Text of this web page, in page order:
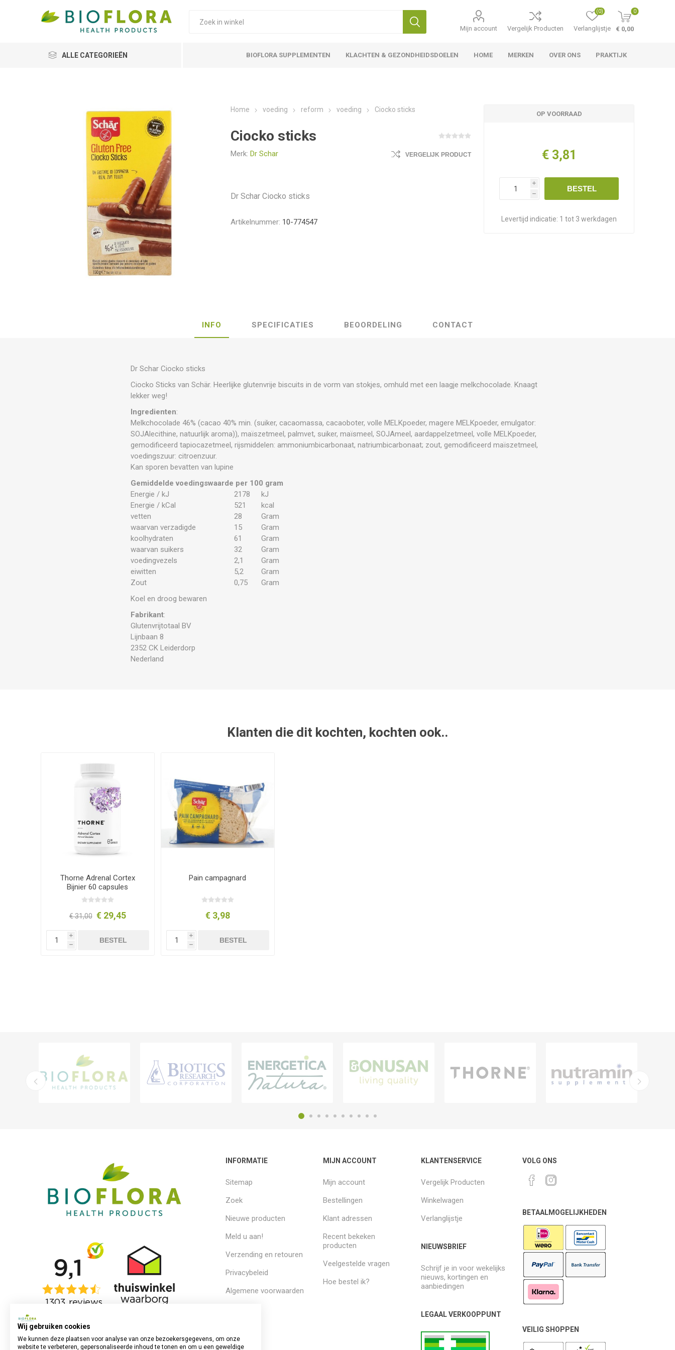
Mijn account Vergelijk Producten Verlanglijstje
(0) 0
€ 0,00
ALLE CATEGORIEËN BIOFLORA SUPPLEMENTEN KLACHTEN & GEZONDHEIDSDOELEN HOME MERKEN OVER ONS PRAKTIJK
Home voeding reform voeding Ciocko sticks
Ciocko sticks
Merk: Dr Schar VERGELIJK PRODUCT
Dr Schar Ciocko sticks
Artikelnummer: 10-774547
OP VOORRAAD
€ 3,81
i
h
BESTEL
Levertijd indicatie: 1 tot 3 werkdagen
INFO SPECIFICATIES BEOORDELING CONTACT
Dr Schar Ciocko sticks
Ciocko Sticks van Schär. Heerlijke glutenvrije biscuits in de vorm van stokjes, omhuld met een laagje melkchocolade. Knaagt
lekker weg!
Ingredienten:
Melkchocolade 46% (cacao 40% min. (suiker, cacaomassa, cacaoboter, volle MELKpoeder, magere MELKpoeder, emulgator:
SOJAlecithine, natuurlijk aroma)), maïszetmeel, palmvet, suiker, maïsmeel, SOJAmeel, aardappelzetmeel, volle MELKpoeder,
gemodificeerd tapiocazetmeel, rijsmiddelen: ammoniumbicarbonaat, natriumbicarbonaat; zout, gemodificeerd maïszetmeel,
voedingszuur: citroenzuur.
Kan sporen bevatten van lupine
Gemiddelde voedingswaarde per 100 gram
Energie / kJ
2178
kJ
Energie / kCal
521
kcal
vetten
28
Gram
waarvan verzadigde
15
Gram
koolhydraten
61
Gram
waarvan suikers
32
Gram
voedingvezels
2,1
Gram
eiwitten
5,2
Gram
Zout
0,75
Gram
Koel en droog bewaren
Fabrikant:
Glutenvrijtotaal BV
Lijnbaan 8
2352 CK Leiderdorp
Nederland
Klanten die dit kochten, kochten ook..
Thorne Adrenal Cortex
Bijnier 60 capsules
€ 31,00 € 29,45
i
h
BESTEL
Pain campagnard
€ 3,98
i
h
BESTEL
INFORMATIE
Sitemap
Zoek
Nieuwe producten
Meld u aan!
Verzending en retouren
Privacybeleid
Algemene voorwaarden
MIJN ACCOUNT
Mijn account
Bestellingen
Klant adressen
Recent bekeken
producten
Veelgestelde vragen
Hoe bestel ik?
KLANTENSERVICE
Vergelijk Producten
Winkelwagen
Verlanglijstje
NIEUWSBRIEF
Schrijf je in voor wekelijks
nieuws, kortingen en
aanbiedingen
LEGAAL VERKOOPPUNT
VOLG ONS
BETAALMOGELIJKHEDEN
VEILIG SHOPPEN
Wij gebruiken cookies
We kunnen deze plaatsen voor analyse van onze bezoekersgegevens, om onze
website te verbeteren, gepersonaliseerde inhoud te tonen en om u een geweldige